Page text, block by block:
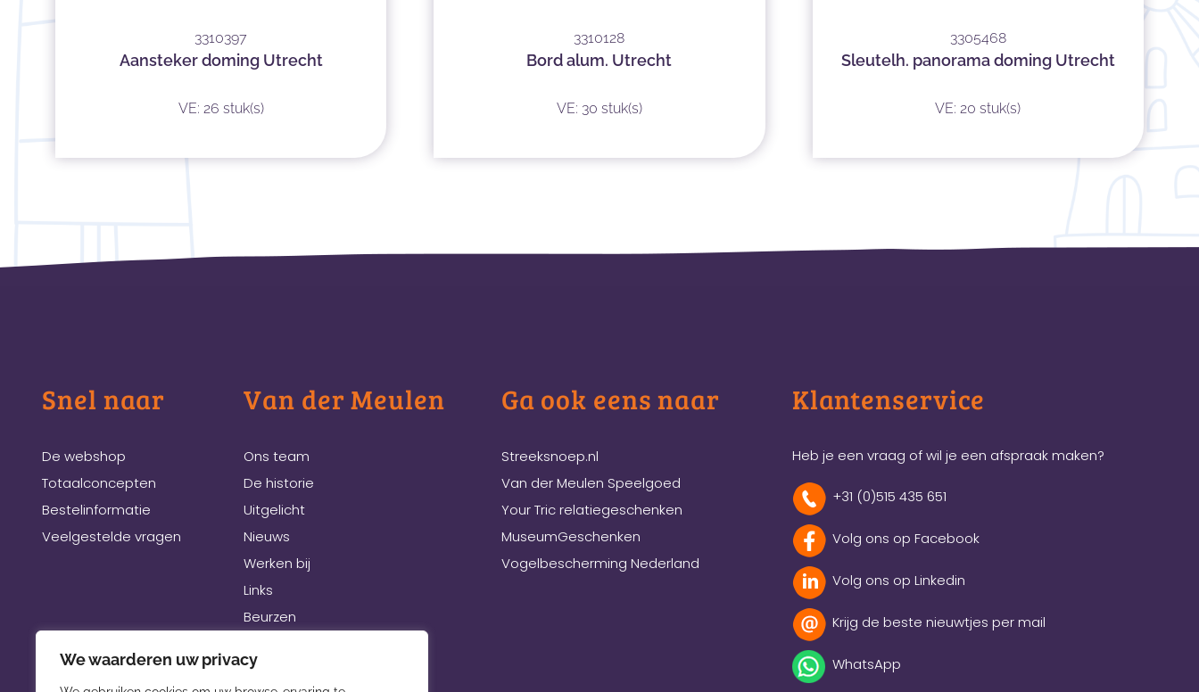
We waarderen uw privacy
3310397
Aansteker doming Utrecht
VE: 26 stuk(s)
3310128
Bord alum. Utrecht
VE: 30 stuk(s)
3305468
Sleutelh. panorama doming Utrecht
VE: 20 stuk(s)
Snel naar
De webshop
Totaalconcepten
Bestelinformatie
Veelgestelde vragen
Van der Meulen
Ons team
De historie
Uitgelicht
Nieuws
Werken bij
Links
Beurzen
Ga ook eens naar
Streeksnoep.nl
Van der Meulen Speelgoed
Your Tric relatiegeschenken
MuseumGeschenken
Vogelbescherming Nederland
Klantenservice
Heb je een vraag of wil je een afspraak maken?
+31 (0)515 435 651
Volg ons op Facebook
Volg ons op Linkedin
Krijg de beste nieuwtjes per mail
WhatsApp